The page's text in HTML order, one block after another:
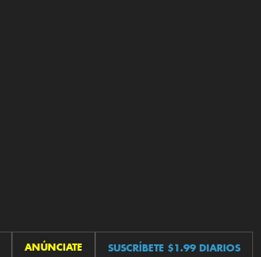
ANÚNCIATE SUSCRÍBETE $1.99 DIARIOS